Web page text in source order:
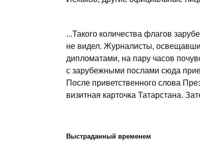
...Такого количества флагов
не видел. Журналисты,
дипломатами, на пару часов
с зарубежными послами сюда
После приветственного слова
визитная карточка Татарстана.
Выстраданный временем